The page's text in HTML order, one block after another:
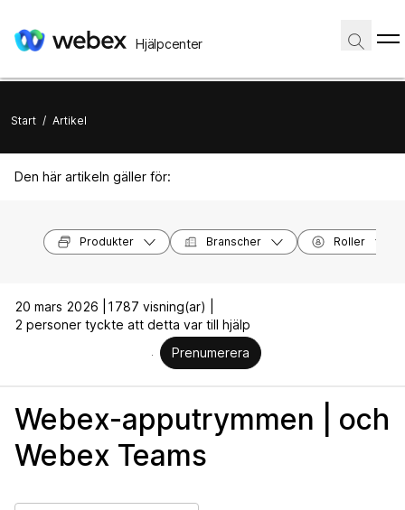
Hjälpcenter
Start / Artikel
Den här artikeln gäller för:
Produkter Branscher Roller
20 mars 2026 |
1787 visning(ar) |
2 personer tyckte att detta var till hjälp
Prenumerera
Webex-apputrymmen | och
Webex Teams